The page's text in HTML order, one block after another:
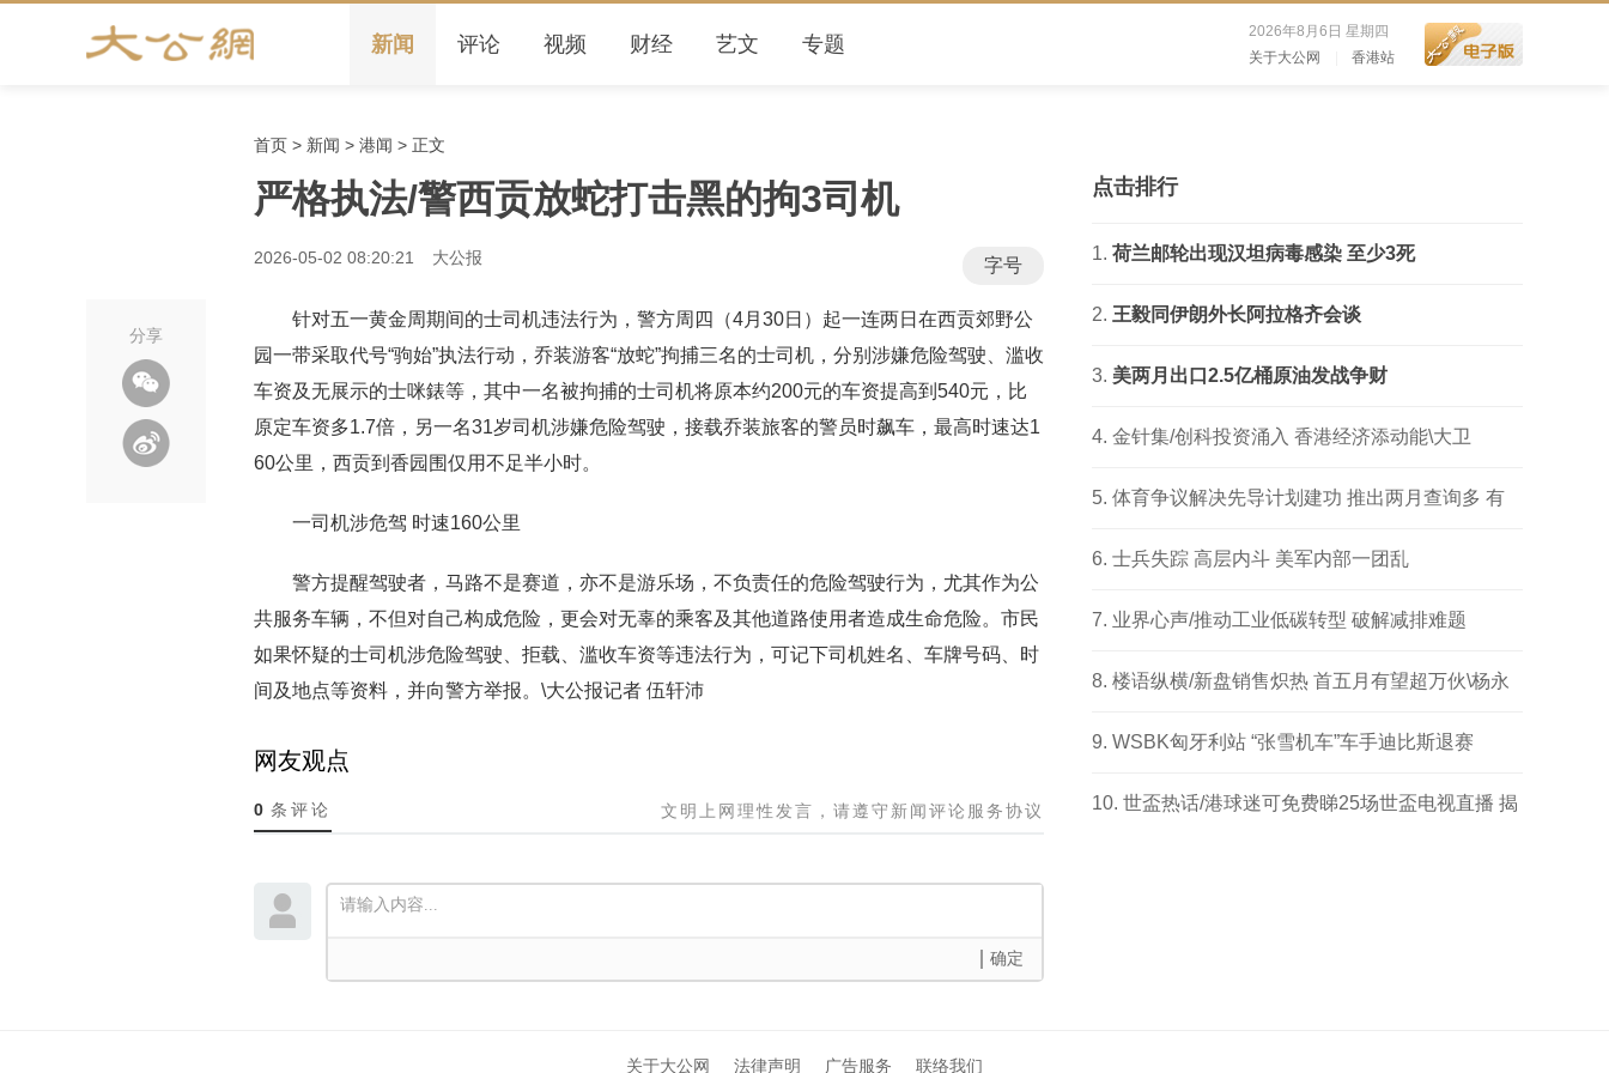
2026年8月6日 星期四
关于大公网
香港站
新闻 评论 视频 财经 艺文 专题
首页 > 新闻 > 港闻 > 正文
严格执法/警西贡放蛇打击黑的拘3司机
2026-05-02 08:20:21 大公报 字号
分享
针对五一黄金周期间的士司机违法行为，警方周四（4月30日）起一连两日在西贡郊野公
园一带采取代号“驹始”执法行动，乔装游客“放蛇”拘捕三名的士司机，分别涉嫌危险驾驶、滥收
车资及无展示的士咪錶等，其中一名被拘捕的士司机将原本约200元的车资提高到540元，比
原定车资多1.7倍，另一名31岁司机涉嫌危险驾驶，接载乔装旅客的警员时飙车，最高时速达1
60公里，西贡到香园围仅用不足半小时。
一司机涉危驾 时速160公里
警方提醒驾驶者，马路不是赛道，亦不是游乐场，不负责任的危险驾驶行为，尤其作为公
共服务车辆，不但对自己构成危险，更会对无辜的乘客及其他道路使用者造成生命危险。市民
如果怀疑的士司机涉危险驾驶、拒载、滥收车资等违法行为，可记下司机姓名、车牌号码、时
间及地点等资料，并向警方举报。\大公报记者 伍轩沛
网友观点
0 条评论 文明上网理性发言，请遵守新闻评论服务协议
确定
点击排行
荷兰邮轮出现汉坦病毒感染 至少3死
王毅同伊朗外长阿拉格齐会谈
美两月出口2.5亿桶原油发战争财
金针集/创科投资涌入 香港经济添动能\大卫
体育争议解决先导计划建功 推出两月查询多 有
成功个案
士兵失踪 高层内斗 美军内部一团乱
业界心声/推动工业低碳转型 破解减排难题
楼语纵横/新盘销售炽热 首五月有望超万伙\杨永
健 WSBK匈牙利站 “张雪机车”车手迪比斯退赛
世盃热话/港球迷可免费睇25场世盃电视直播 揭
关于大公网 法律声明 广告服务 联络我们